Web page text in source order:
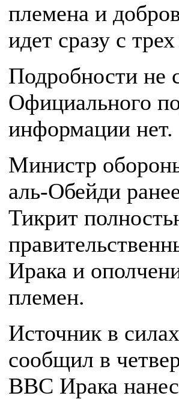
племена и
идет сразу с
Подробности не
Официального
информации нет.
Министр
аль-Обейди
Тикрит
Ирака и
племен.
Источник в
сообщил в
ВВС Ирака